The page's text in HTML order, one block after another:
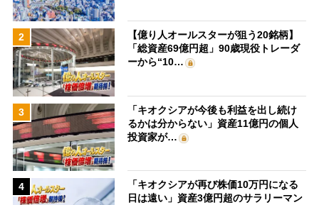
2
【億り人オールスターが狙う20銘柄】
「総資産69億円超」90歳現役トレーダ
ーから“10…
3
「キオクシアが今後も利益を出し続け
るかは分からない」資産11億円の個人
投資家が…
4
「キオクシアが再び株価10万円になる
日は遠い」資産3億円超のサラリーマン